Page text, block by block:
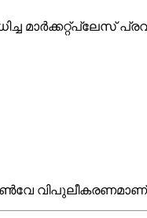
മാർക്കറ്റ്പ്ലേസ്
റൺവേ